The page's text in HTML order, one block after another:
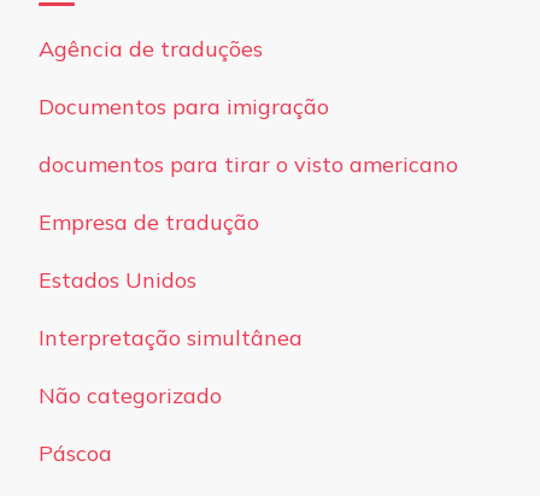
Agência de traduções
Documentos para imigração
documentos para tirar o visto americano
Empresa de tradução
Estados Unidos
Interpretação simultânea
Não categorizado
Páscoa